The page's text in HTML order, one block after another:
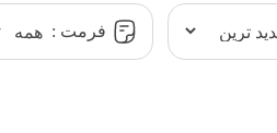
فرمت :